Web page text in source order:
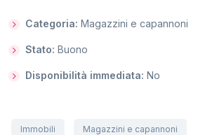
Categoria: Magazzini e capannoni
Stato: Buono
Disponibilità immediata: No
Immobili Magazzini e capannoni